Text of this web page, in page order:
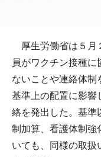
厚生労働省は５月
員がワクチン接種
ないことや連絡体制
基準上の配置に影響
絡を発出した。基準
制加算、看護体制強
いても、同様の取扱